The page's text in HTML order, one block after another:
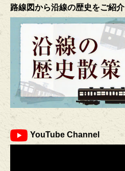
路線図から沿線の歴史をご紹介
YouTube Channel